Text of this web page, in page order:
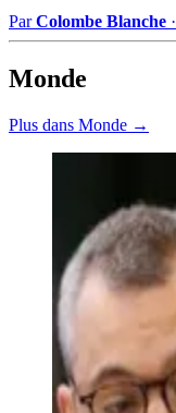
ParColombe Blanche ·
Monde
Plus dans Monde →